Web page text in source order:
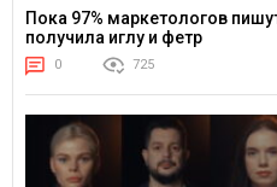
Пока 97% маркетологов
получила иглу и фетр
0 725